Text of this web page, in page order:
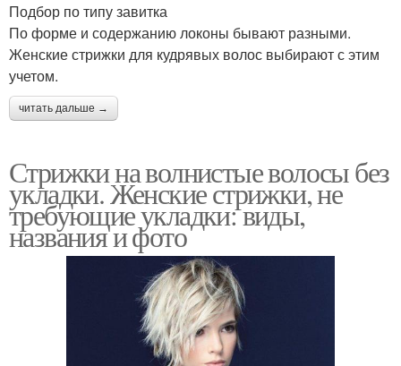
Подбор по типу завитка
По форме и содержанию локоны бывают разными.
Женские стрижки для кудрявых волос выбирают с этим
учетом.
читать дальше →
Стрижки на волнистые волосы без
укладки. Женские стрижки, не
требующие укладки: виды,
названия и фото